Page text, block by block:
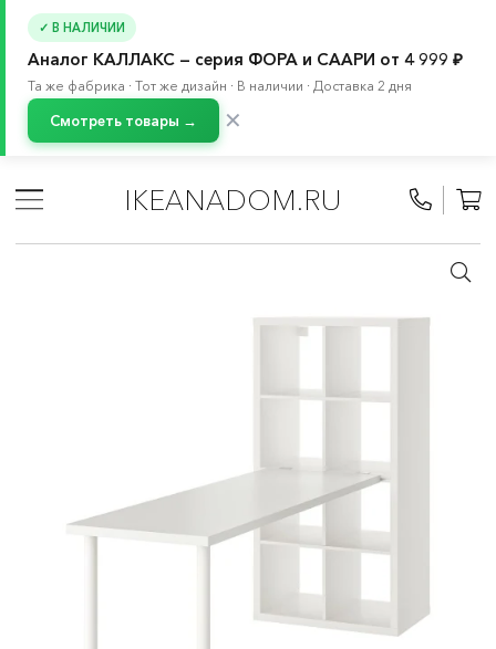
✓ В НАЛИЧИИ
Аналог КАЛЛАКС — серия ФОРА и СААРИ от 4 999 ₽
Та же фабрика · Тот же дизайн · В наличии · Доставка 2 дня
Смотреть товары → ✕
IKEANADOM.RU
Стеллажи и книжные шкафы
/ Стеллажи